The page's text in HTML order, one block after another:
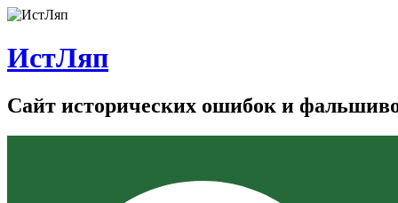
ИстЛяп
Сайт исторических ошибок и